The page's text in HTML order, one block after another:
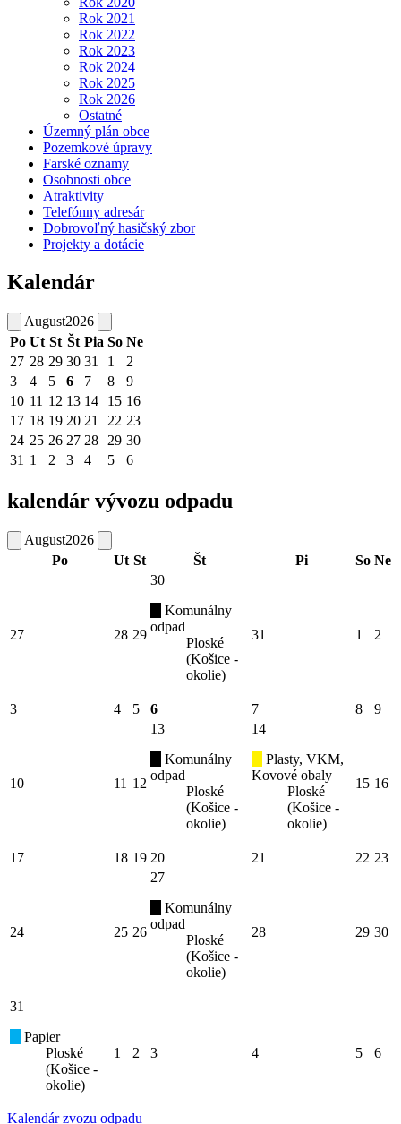
Rok 2021
Rok 2022
Rok 2023
Rok 2024
Rok 2025
Rok 2026
Ostatné
Územný plán obce
Pozemkové úpravy
Farské oznamy
Osobnosti obce
Atraktivity
Telefónny adresár
Dobrovoľný hasičský zbor
Projekty a dotácie
Kalendár
August2026
Po Ut St Št Pia So Ne
27 28 29 30 31 1
2
3
4 5 6 7 8
9
10 11 12 13 14 15 16
17 18 19 20 21 22 23
24 25 26 27 28 29 30
31 1 2 3 4 5 6
kalendár vývozu odpadu
August2026
Po
Ut St Št Pi So Ne
27 28 29
30
Komunálny
odpad
Ploské
(Košice -
okolie)
31 1 2
3 4 5 6 7 8 9
10 11 12
13
Komunálny
odpad
Ploské
(Košice -
okolie)
14
Plasty, VKM,
Kovové obaly
Ploské
(Košice -
okolie)
15 16
17 18 19 20 21 22 23
24 25 26
27
Komunálny
odpad
Ploské
(Košice -
okolie)
28 29 30
31
Papier
Ploské
(Košice -
okolie)
1 2 3 4 5 6
Kalendár zvozu odpadu